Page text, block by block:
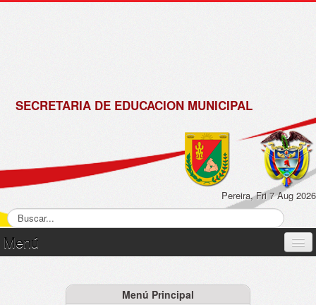
SECRETARIA DE EDUCACION MUNICIPAL
Pereira, Fri 7 Aug 2026
Menú
Menú Principal
de